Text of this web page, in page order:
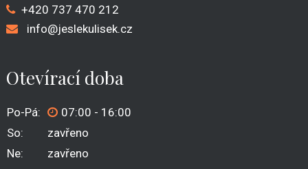
+420 737 470 212
info@jeslekulisek.cz
Otevírací doba
Po-Pá:
07:00 - 16:00
So:
zavřeno
Ne:
zavřeno